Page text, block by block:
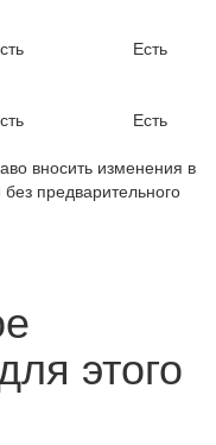
Есть
Есть
вносить изменения в
предварительного
этого